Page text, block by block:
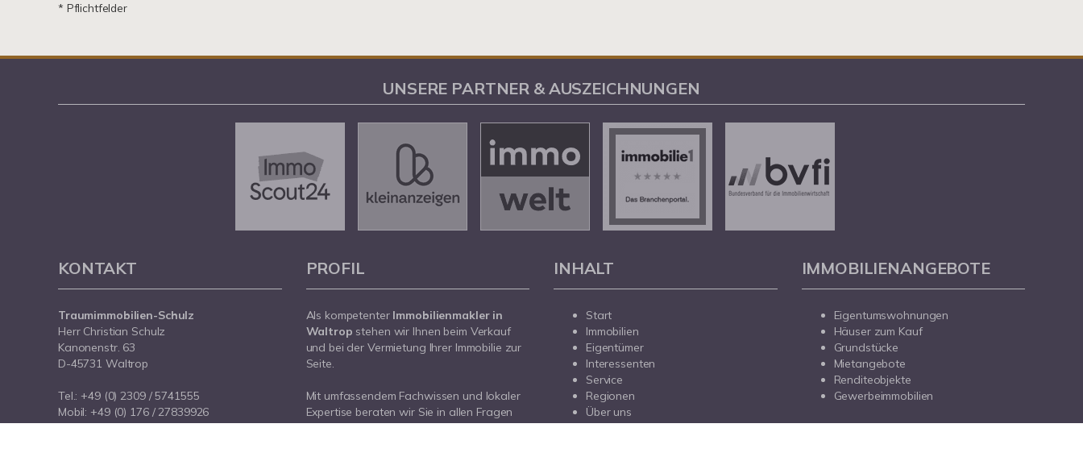
* Pflichtfelder
UNSERE PARTNER & AUSZEICHNUNGEN
KONTAKT
Traumimmobilien-Schulz
Herr Christian Schulz
Kanonenstr. 63
D-45731 Waltrop
Tel.: +49 (0) 2309 / 5741555
Mobil: +49 (0) 176 / 27839926
E-Mail:info@traumimmobilien-schulz.de
PROFIL
Als kompetenter Immobilienmakler in
Waltrop stehen wir Ihnen beim Verkauf
und bei der Vermietung Ihrer Immobilie zur
Seite.
Mit umfassendem Fachwissen und lokaler
Expertise beraten wir Sie in allen Fragen
rund um Ihr Haus oder Ihre Wohnung in
INHALT
Start
Immobilien
Eigentümer
Interessenten
Service
Regionen
Über uns
Kontakt
IMMOBILIENANGEBOTE
Eigentumswohnungen
Häuser zum Kauf
Grundstücke
Mietangebote
Renditeobjekte
Gewerbeimmobilien